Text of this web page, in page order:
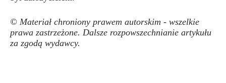
© Materiał chroniony prawem autorskim - wszelkie
prawa zastrzeżone. Dalsze rozpowszechnianie artykułu
za zgodą wydawcy.